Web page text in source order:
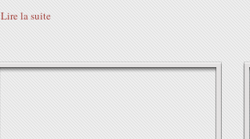
Lire la suite